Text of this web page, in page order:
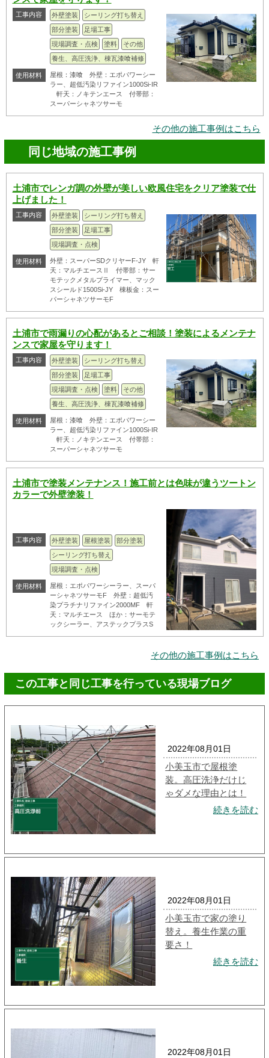
工事内容 外壁塗装
シーリング打ち替え
部分塗装
足場工事
現場調査・点検
塗料
その他
養生、高圧洗浄、棟瓦漆喰補修
使用材料
屋根：漆喰 外壁：エポパワーシー
ラー、超低汚染リファイン1000Si-IR
軒天：ノキテンエース 付帯部：
スーパーシャネツサーモ
その他の施工事例はこちら
同じ地域の施工事例
土浦市でレンガ調の外壁が美しい欧風住宅をクリア塗装で仕
上げました！
工事内容 外壁塗装
シーリング打ち替え
部分塗装
足場工事
現場調査・点検
使用材料
外壁：スーパーSDクリヤーF-JY 軒
天：マルチエースⅡ 付帯部：サー
モテックメタルプライマー、マック
スシールド1500Si-JY 棟板金：スー
パーシャネツサーモF
土浦市で雨漏りの心配があるとご相談！塗装によるメンテナ
ンスで家屋を守ります！
工事内容 外壁塗装
シーリング打ち替え
部分塗装
足場工事
現場調査・点検
塗料
その他
養生、高圧洗浄、棟瓦漆喰補修
使用材料
屋根：漆喰 外壁：エポパワーシー
ラー、超低汚染リファイン1000Si-IR
軒天：ノキテンエース 付帯部：
スーパーシャネツサーモ
土浦市で塗装メンテナンス！施工前とは色味が違うツートン
カラーで外壁塗装！
工事内容 外壁塗装 屋根塗装
部分塗装
シーリング打ち替え
現場調査・点検
使用材料
屋根：エポパワーシーラー、スーパ
ーシャネツサーモF 外壁：超低汚
染プラチナリファイン2000MF 軒
天：マルチエース ほか：サーモテ
ックシーラー、アステックプラスS
その他の施工事例はこちら
この工事と同じ工事を行っている現場ブログ
2022年08月01日
小美玉市で屋根塗
装。高圧洗浄だけじ
ゃダメな理由とは！
続きを読む
2022年08月01日
小美玉市で家の塗り
替え。養生作業の重
要さ！
続きを読む
2022年08月01日